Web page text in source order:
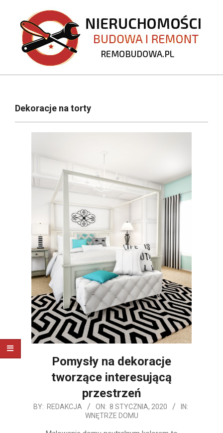
content
REMOBUDOWA.PL
NavigationDekoracje na torty
Pomysły na dekoracje
tworzące interesującą
przestrzeń
2020-
BY: REDAKCJA ON: 8 STYCZNIA, 2020
IN:
WNĘTRZE DOMU